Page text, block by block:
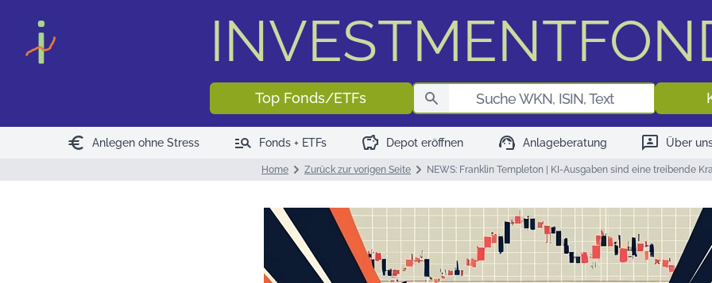
Top Fonds/ETFs
euro Anlegen ohne Stress manage_search Fonds + ETFs savings Depot eröffnen support_agent Anlageberatung 3p Über
Home Zurück zur vorigen Seite NEWS: Franklin Templeton | KI-Ausgaben sind eine treibende